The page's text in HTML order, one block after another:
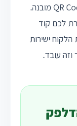
כוללת מחולל QR Codes מובנה.
לכם קוד
ישירות
עובד.